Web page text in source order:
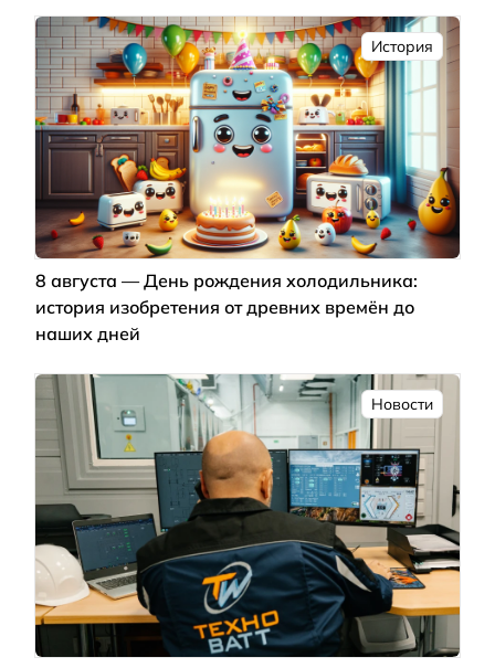
История
8 августа — День рождения холодильника:
история изобретения от древних времён до
наших дней
Новости